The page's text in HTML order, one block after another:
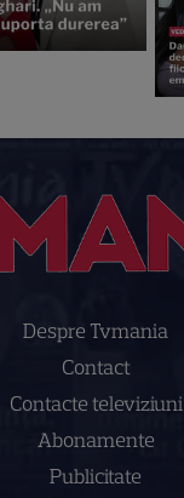
Despre Tvmania
Contact
Contacte televiziuni
Abonamente
Publicitate